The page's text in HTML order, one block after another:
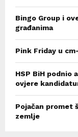
Bingo Group i
građanima
Pink Friday u
HSP BiH podnio
ovjere
Pojačan promet
zemlje